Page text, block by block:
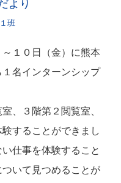
より
班
１０日（金）に熊本
名インターンシップ
、３階第２閲覧室、
することができまし
仕事を体験すること
いて見つめることが